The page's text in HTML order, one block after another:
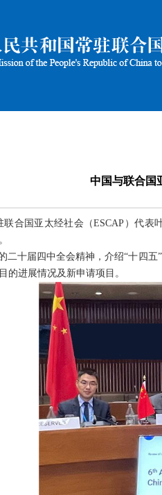
中国与联合国
联合国亚太经社会（ESCAP）代
二十届四中全会精神，介绍“十四
的进展情况及新申请项目。